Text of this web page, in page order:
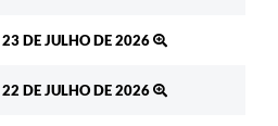
DE JULHO DE 2026
DE JULHO DE 2026